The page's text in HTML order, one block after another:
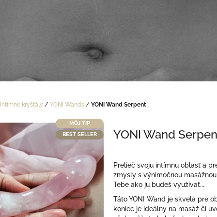
Intímne kryštály / YONI Wands / YONI Wand Serpent
MÔJ TIP
BEST SELLER
YONI Wand
Prelieč svoju intímnu oblasť a
zmysly s výnimočnou
Tebe ako ju budeš využívať...
Táto YONI Wand je skvelá pre
koniec je ideálny na masáž či